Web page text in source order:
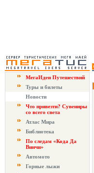
МегаИдеи Путешествий
Туры и билеты
Новости
Что привезти? Сувениры
со всего света
Атлас Мира
Библиотека
По следам «Кода Да
Винчи»
Автомото
Горные лыжи